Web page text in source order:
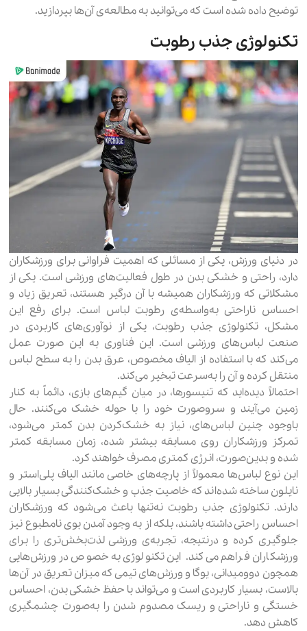
توضیح داده شده است که می‌توانید به مطالعه‌ی آن‌ها بپردازید.
تکنولوژی جذب رطوبت
در دنیای ورزش، یکی از مسائلی که اهمیت فراوانی برای ورزشکاران
دارد، راحتی و خشکی بدن در طول فعالیت‌های ورزشی است. یکی از
مشکلاتی که ورزشکاران همیشه با آن درگیر هستند، تعریق زیاد و
احساس ناراحتی به‌واسطه‌ی رطوبت لباس است. برای رفع این
مشکل، تکنولوژی جذب رطوبت، یکی از نوآوری‌های کاربردی در
صنعت لباس‌های ورزشی است. این فناوری به این صورت عمل
می‌کند که با استفاده از الیاف مخصوص، عرق بدن را به سطح لباس
منتقل کرده و آن را به‌سرعت تبخیر می‌کند.
احتمالاً دیده‌اید که تنیسورها، در میان گیم‌های بازی، دائماً به کنار
زمین می‌آیند و سروصورت خود را با حوله خشک می‌کنند. حال
باوجود چنین لباس‌های، نیاز به خشک‌کردن بدن کمتر می‌شود،
تمرکز ورزشکاران روی مسابقه بیشتر شده، زمان مسابقه کمتر
شده و بدین‌صورت، انرژی کمتری مصرف خواهند کرد.
این نوع لباس‌ها معمولاً از پارچه‌های خاصی مانند الیاف پلی‌استر و
نایلون ساخته شده‌اند که خاصیت جذب و خشک‌کنندگی بسیار بالایی
دارند. تکنولوژی جذب رطوبت نه‌تنها باعث می‌شود که ورزشکاران
احساس راحتی داشته باشند، بلکه از به وجود آمدن بوی نامطبوع نیز
جلوگیری کرده و درنتیجه، تجربه‌ی ورزشی لذت‌بخش‌تری را برای
ورزشکاران فراهم می‌کند. این تکنولوژی به‌خصوص در ورزش‌هایی
همچون دوومیدانی، یوگا و ورزش‌های تیمی که میزان تعریق در آن‌ها
بالاست، بسیار کاربردی است و می‌تواند با حفظ خشکی بدن، احساس
خستگی و ناراحتی و ریسک مصدوم شدن را به‌صورت چشمگیری
کاهش دهد.